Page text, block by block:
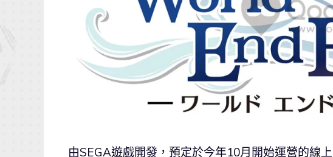
由SEGA遊戲開發，預定於今年10月開始運營的線